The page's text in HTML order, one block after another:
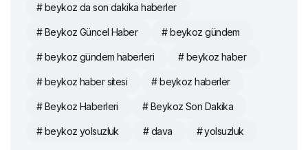
# beykoz da son dakika haberler
# Beykoz Güncel Haber # beykoz gündem
# beykoz gündem haberleri # beykoz haber
# beykoz haber sitesi # beykoz haberler
# Beykoz Haberleri # Beykoz Son Dakika
# beykoz yolsuzluk # dava # yolsuzluk